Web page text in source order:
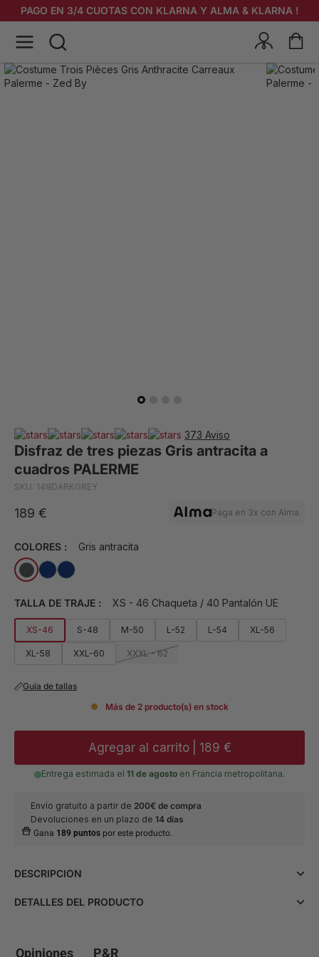
ENVÍO GRATIS A PARTIR DE 200 EUR DE COMPRA
PAGO EN 3/4 CUOTAS CON KLARNA Y ALMA & KLARNA !
373 Aviso
Disfraz de tres piezas Gris antracita a
cuadros PALERME
SKU: 149DARKGREY
189 € Paga en 3x con Alma.
COLORES : Gris antracita
TALLA DE TRAJE : XS - 46 Chaqueta / 40 Pantalón UE
XS-46 S-48 M-50 L-52 L-54 XL-56
XL-58 XXL-60 XXXL - 62
Guía de tallas
Más de 2 producto(s) en stock
Agregar al carrito 189 €
Entrega estimada el 11 de agosto en Francia metropolitana.
Envío gratuito a partir de 200€ de compra
Devoluciones en un plazo de 14 días
Gana 189 puntos por este producto.
DESCRIPCIÓN
piezas gris antracita a cuadros. Perfectamente diseñado para
toque contemporáneo.
DETALLES DEL PRODUCTO
Opiniones P&R